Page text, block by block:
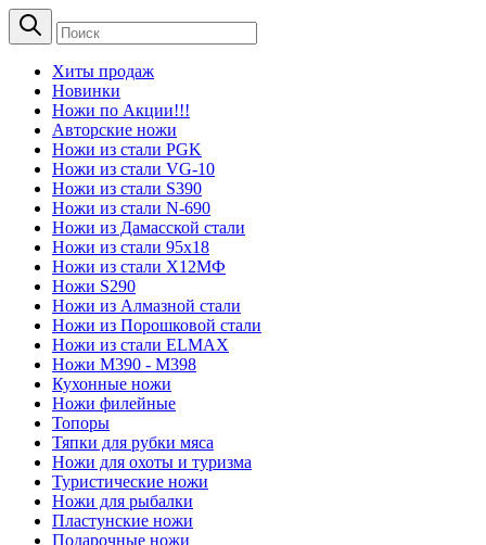
Хиты продаж
Новинки
Ножи по Акции!!!
Авторские ножи
Ножи из стали PGK
Ножи из стали VG-10
Ножи из стали S390
Ножи из стали N-690
Ножи из Дамасской стали
Ножи из стали 95х18
Ножи из стали Х12МФ
Ножи S290
Ножи из Алмазной стали
Ножи из Порошковой стали
Ножи из стали ELMAX
Ножи М390 - М398
Кухонные ножи
Ножи филейные
Топоры
Тяпки для рубки мяса
Ножи для охоты и туризма
Туристические ножи
Ножи для рыбалки
Пластунские ножи
Подарочные ножи